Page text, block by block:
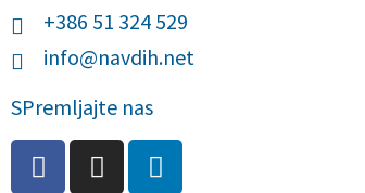
+386 51 324 529
info@navdih.net
SPremljajte nas
F
a
I
n
L
i